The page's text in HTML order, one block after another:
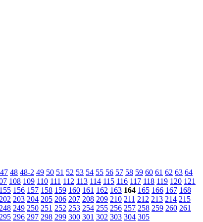
47 48 48-2 49 50 51 52 53 54 55 56 57 58 59 60 61 62 63 64
108 109 110 111 112 113 114 115 116 117 118 119 120 121
155 156 157 158 159 160 161 162 163 164 165 166 167 168
202 203 204 205 206 207 208 209 210 211 212 213 214 215
248 249 250 251 252 253 254 255 256 257 258 259 260 261
295 296 297 298 299 300 301 302 303 304 305